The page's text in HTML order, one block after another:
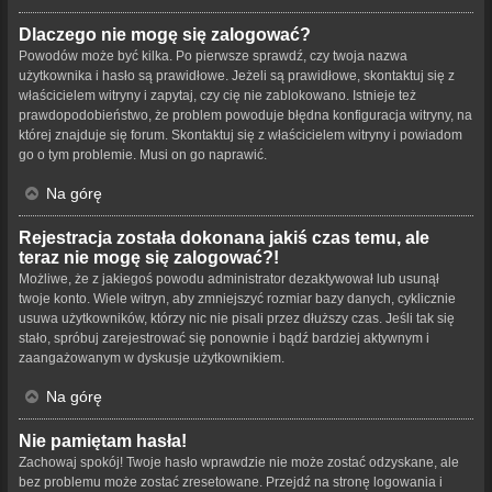
Dlaczego nie mogę się zalogować?
Powodów może być kilka. Po pierwsze sprawdź, czy twoja nazwa
użytkownika i hasło są prawidłowe. Jeżeli są prawidłowe, skontaktuj się z
właścicielem witryny i zapytaj, czy cię nie zablokowano. Istnieje też
prawdopodobieństwo, że problem powoduje błędna konfiguracja witryny, na
której znajduje się forum. Skontaktuj się z właścicielem witryny i powiadom
go o tym problemie. Musi on go naprawić.
Na górę
Rejestracja została dokonana jakiś czas temu, ale
teraz nie mogę się zalogować?!
Możliwe, że z jakiegoś powodu administrator dezaktywował lub usunął
twoje konto. Wiele witryn, aby zmniejszyć rozmiar bazy danych, cyklicznie
usuwa użytkowników, którzy nic nie pisali przez dłuższy czas. Jeśli tak się
stało, spróbuj zarejestrować się ponownie i bądź bardziej aktywnym i
zaangażowanym w dyskusje użytkownikiem.
Na górę
Nie pamiętam hasła!
Zachowaj spokój! Twoje hasło wprawdzie nie może zostać odzyskane, ale
bez problemu może zostać zresetowane. Przejdź na stronę logowania i